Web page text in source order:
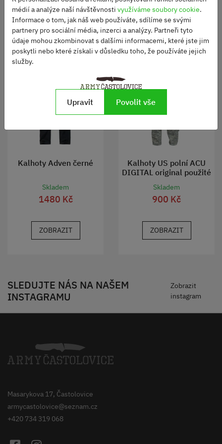
ZOBRAZIT
ZOBRAZIT
Kalhoty Adven černé
Skladem
1480 Kč
ZOBRAZIT
Kalhoty US polní ACU
DIGITAL original použité
Skladem
900 Kč
ZOBRAZIT
SLEDUJTE NÁS NA NAŠEM
INSTAGRAMU
Zobrazit
instagram
Masarykova 17, Častolovice
armycastolovice@seznam.cz
+420 734 319 068
médií a analýze naší návštěvnosti využíváme soubory cookie.
Informace o tom, jak náš web používáte, sdílíme se svými
partnery pro sociální média, inzerci a analýzy. Partneři tyto
údaje mohou zkombinovat s dalšími informacemi, které jste jim
poskytli nebo které získali v důsledku toho, že používáte jejich
služby.
Upravit Povolit vše